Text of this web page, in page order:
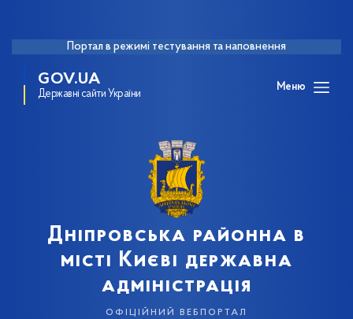
Портал в режимі тестування та наповнення
GOV.UA
Державні сайти України
Меню
Дніпровська районна в
місті Києві державна
адміністрація
офіційний вебпортал